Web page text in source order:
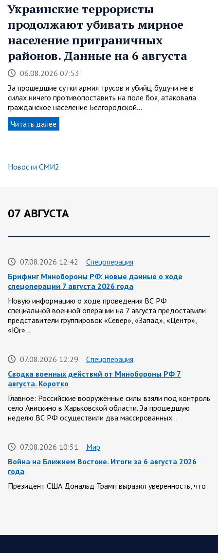
Украинские террористы
продолжают убивать мирное
население приграничных
районов. Данные на 6 августа
06.08.2026 07:53
За прошедшие сутки армия трусов и убийц, будучи не в
силах ничего противопоставить на поле боя, атаковала
гражданское население Белгородской…
Читать далее
Новости СМИ2
07 АВГУСТА
07.08.2026 12:42
Спецоперация
Брифинг Минобороны РФ: новые данные о ходе
спецоперации 7 августа 2026 года
Новую информацию о ходе проведения ВС РФ
специальной военной операции на 7 августа предоставили
представители группировок «Север», «Запад», «Центр»,
«Юг»…
07.08.2026 12:29
Спецоперация
Сводка военных действий от Минобороны РФ 7
августа. Коротко
Главное: Российские вооружённые силы взяли под контроль
село Анискино в Харьковской области. За прошедшую
неделю ВС РФ осуществили два массированных…
07.08.2026 10:51
Мир
Война на Ближнем Востоке. Итоги за 6 августа 2026
года
Президент США Дональд Трамп выразил уверенность, что
07.08.2026 09:56
Спецоперация